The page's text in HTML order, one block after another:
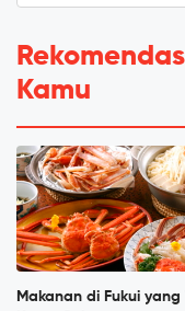
Kamu
Makanan di Fukui